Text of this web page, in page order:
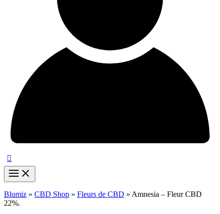
Blumiz » CBD Shop » Fleurs de CBD » Amnesia – Fleur CBD
22%.